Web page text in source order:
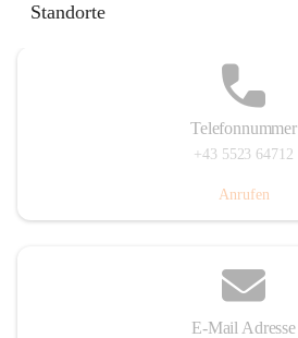
Standorte
Telefonnummer
+43 5523 64712
Anrufen
E-Mail Adresse